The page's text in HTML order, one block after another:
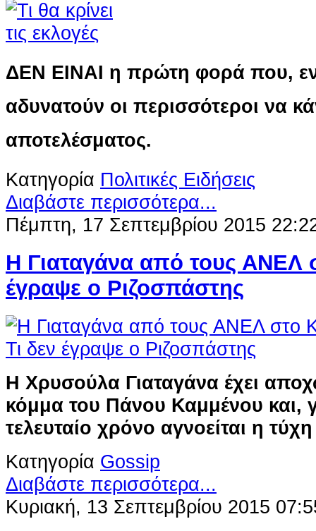
ΔΕΝ ΕΙΝΑΙ η πρώτη φορά που,
αδυνατούν οι περισσότεροι να
αποτελέσματος.
Κατηγορία Πολιτικές Ειδήσεις
Διαβάστε περισσότερα...
Πέμπτη, 17 Σεπτεμβρίου 2015
Η Γιαταγάνα από τους ΑΝΕΛ
έγραψε ο Ριζοσπάστης
Η Χρυσούλα Γιαταγάνα έχει
κόμμα του Πάνου Καμμένου και,
τελευταίο χρόνο αγνοείται η
Κατηγορία Gossip
Διαβάστε περισσότερα...
Κυριακή, 13 Σεπτεμβρίου 2015